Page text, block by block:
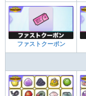
ファストクーポン